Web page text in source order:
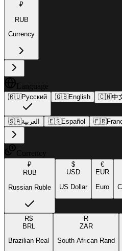
₽
RUB
Currency
Language
🇷🇺Русский 🇬🇧English 🇨🇳中
🇸🇦العربية 🇪🇸Español 🇫🇷
Currency
₽
RUB
Russian Ruble
$
USD
US Dollar
€
EUR
Euro
R$
BRL
Brazilian Real
R
ZAR
South African Rand